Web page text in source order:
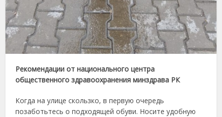
Рекомендации от национального центра
общественного здравоохранения минздрава РК
Когда на улице скользко, в первую очередь
позаботьтесь о подходящей обуви. Носите удобную